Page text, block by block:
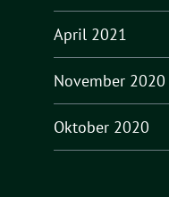
April 2021
November 2020
Oktober 2020